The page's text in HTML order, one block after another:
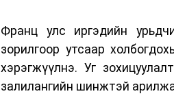
Франц улс иргэдийн
зорилгоор утсаар
хэрэгжүүлнэ. Уг
залилангийн шинжтэй